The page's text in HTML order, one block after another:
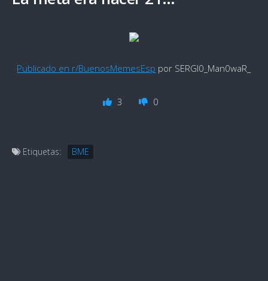
Publicado en r/BuenosMemesEsp por SERGI0_Man0waR_
3 0
Etiquetas: BME